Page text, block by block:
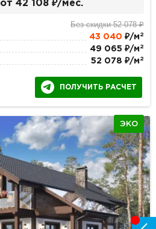
от 42 108 ₽/мес.
Без скидки 52 078 ₽
43 040 ₽/м 2
49 065 ₽/м 2
52 078 ₽/м 2
ПОЛУЧИТЬ РАСЧЕТ
ЭКО